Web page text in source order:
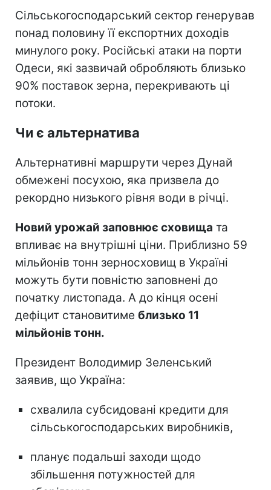
Сільськогосподарський сектор генерував
понад половину її експортних доходів
минулого року. Російські атаки на порти
Одеси, які зазвичай обробляють близько
90% поставок зерна, перекривають ці
потоки.
Чи є альтернатива
Альтернативні маршрути через Дунай
обмежені посухою, яка призвела до
рекордно низького рівня води в річці.
Новий урожай заповнює сховища та
впливає на внутрішні ціни. Приблизно 59
мільйонів тонн зерносховищ в Україні
можуть бути повністю заповнені до
початку листопада. А до кінця осені
дефіцит становитиме близько 11
мільйонів тонн.
Президент Володимир Зеленський
заявив, що Україна:
схвалила субсидовані кредити для
сільськогосподарських виробників,
планує подальші заходи щодо
збільшення потужностей для